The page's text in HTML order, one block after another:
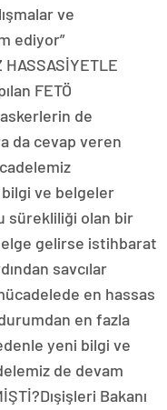
ve
ediyor”
HASSASİYETLE
FETÖ
de
da cevap veren
ve belgeler
sürekliliği olan bir
gelirse istihbarat
savcılar
en hassas
en fazla
yeni bilgi ve
de devam
Bakanı